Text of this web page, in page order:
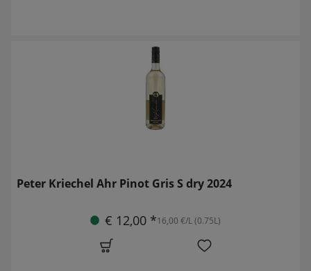
Peter Kriechel Ahr Pinot Gris S dry 2024
€ 12,00 *16,00 €/L (0.75L)